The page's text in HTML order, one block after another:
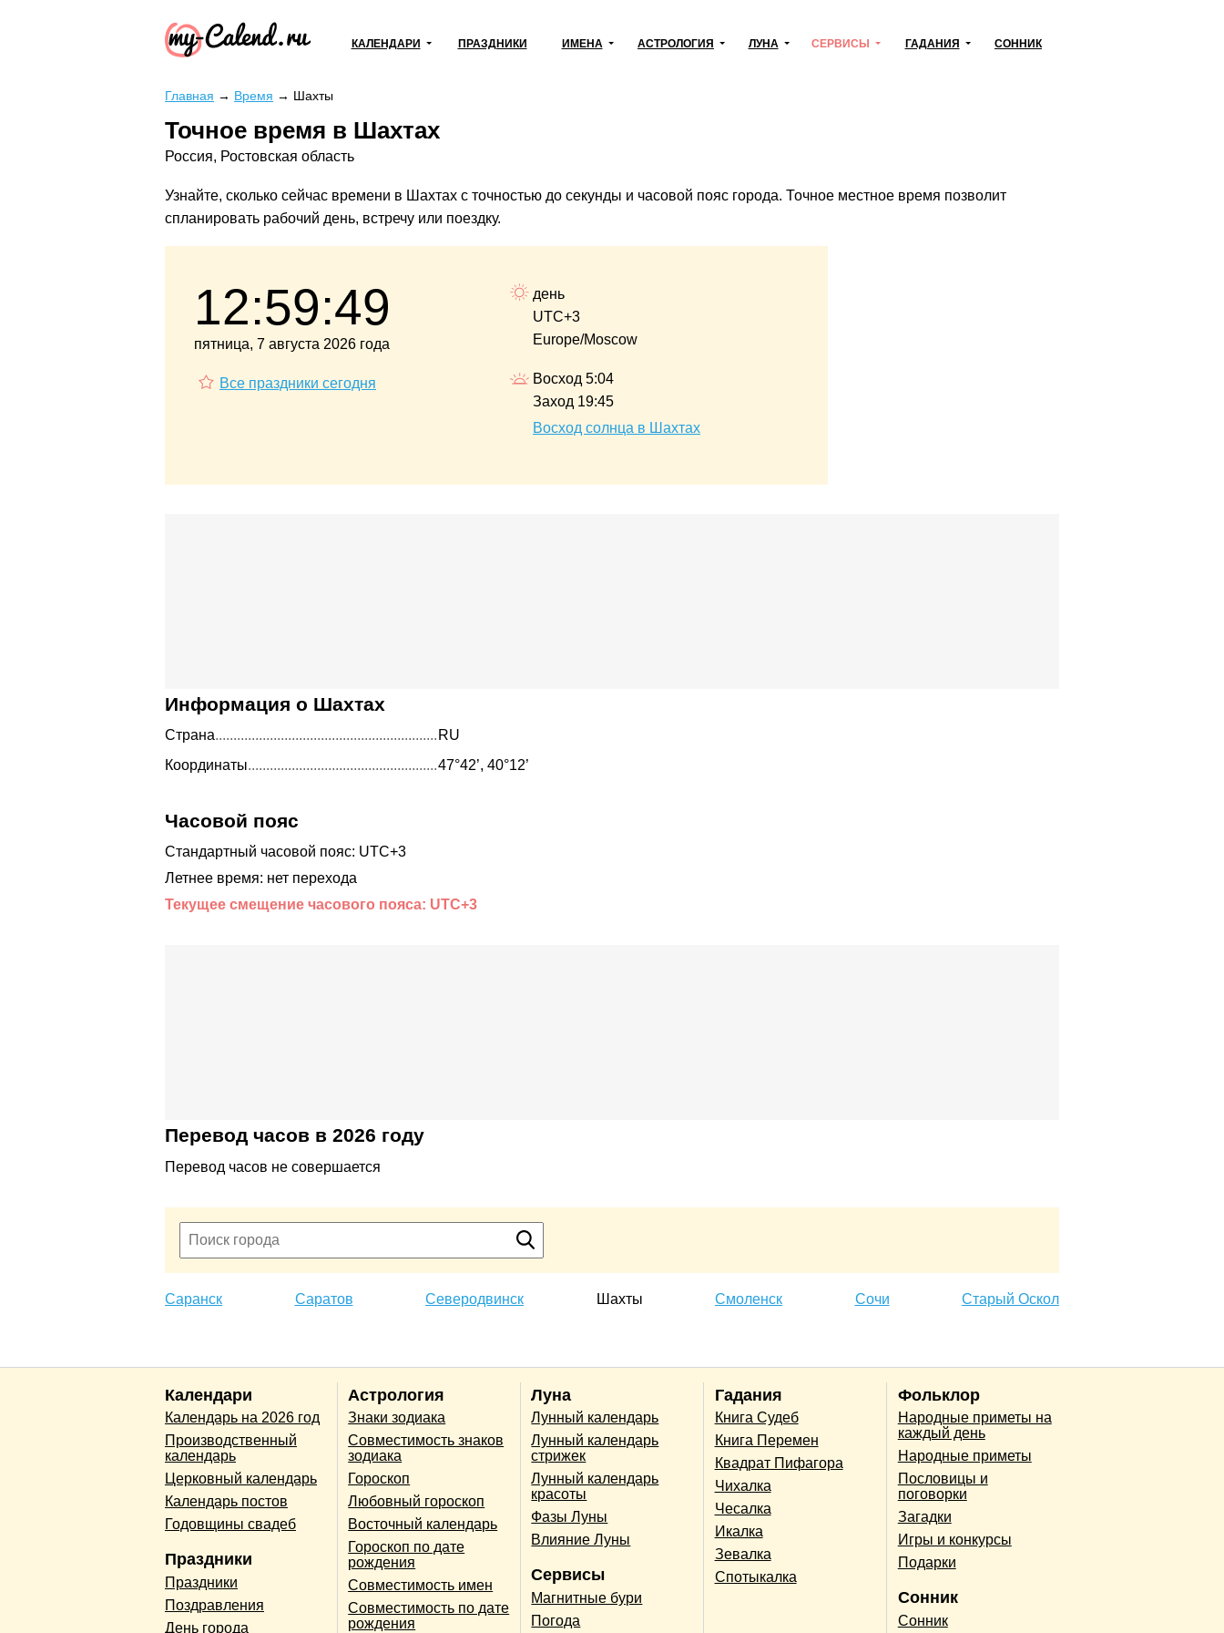
КАЛЕНДАРИ ПРАЗДНИКИ ИМЕНА АСТРОЛОГИЯ ЛУНА СЕРВИСЫ ГАДАНИЯ СОННИК
Главная → Время → Шахты
Точное время в Шахтах
Россия, Ростовская область
Узнайте, сколько сейчас времени в Шахтах с точностью до секунды и часовой пояс города. Точное местное время позволит
спланировать рабочий день, встречу или поездку.
12:59:50
пятница, 7 августа 2026 года
Все праздники сегодня
день
UTC+3
Europe/Moscow
Восход 5:04
Заход 19:45
Восход солнца в Шахтах
Информация о Шахтах
Страна
RU
Координаты
47°42’, 40°12’
Часовой пояс
Стандартный часовой пояс: UTC+3
Летнее время: нет перехода
Текущее смещение часового пояса: UTC+3
Перевод часов в 2026 году
Перевод часов не совершается
Саранск Саратов Северодвинск Шахты Смоленск Сочи Старый Оскол
Календари
Календарь на 2026 год
Производственный
календарь
Церковный календарь
Календарь постов
Годовщины свадеб
Праздники
Праздники
Поздравления
День города
Астрология
Знаки зодиака
Совместимость знаков
зодиака
Гороскоп
Любовный гороскоп
Восточный календарь
Гороскоп по дате
рождения
Совместимость имен
Совместимость по дате
рождения
Луна
Лунный календарь
Лунный календарь
стрижек
Лунный календарь
красоты
Фазы Луны
Влияние Луны
Сервисы
Магнитные бури
Погода
Гадания
Книга Судеб
Книга Перемен
Квадрат Пифагора
Чихалка
Чесалка
Икалка
Зевалка
Спотыкалка
Фольклор
Народные приметы на
каждый день
Народные приметы
Пословицы и
поговорки
Загадки
Игры и конкурсы
Подарки
Сонник
Сонник